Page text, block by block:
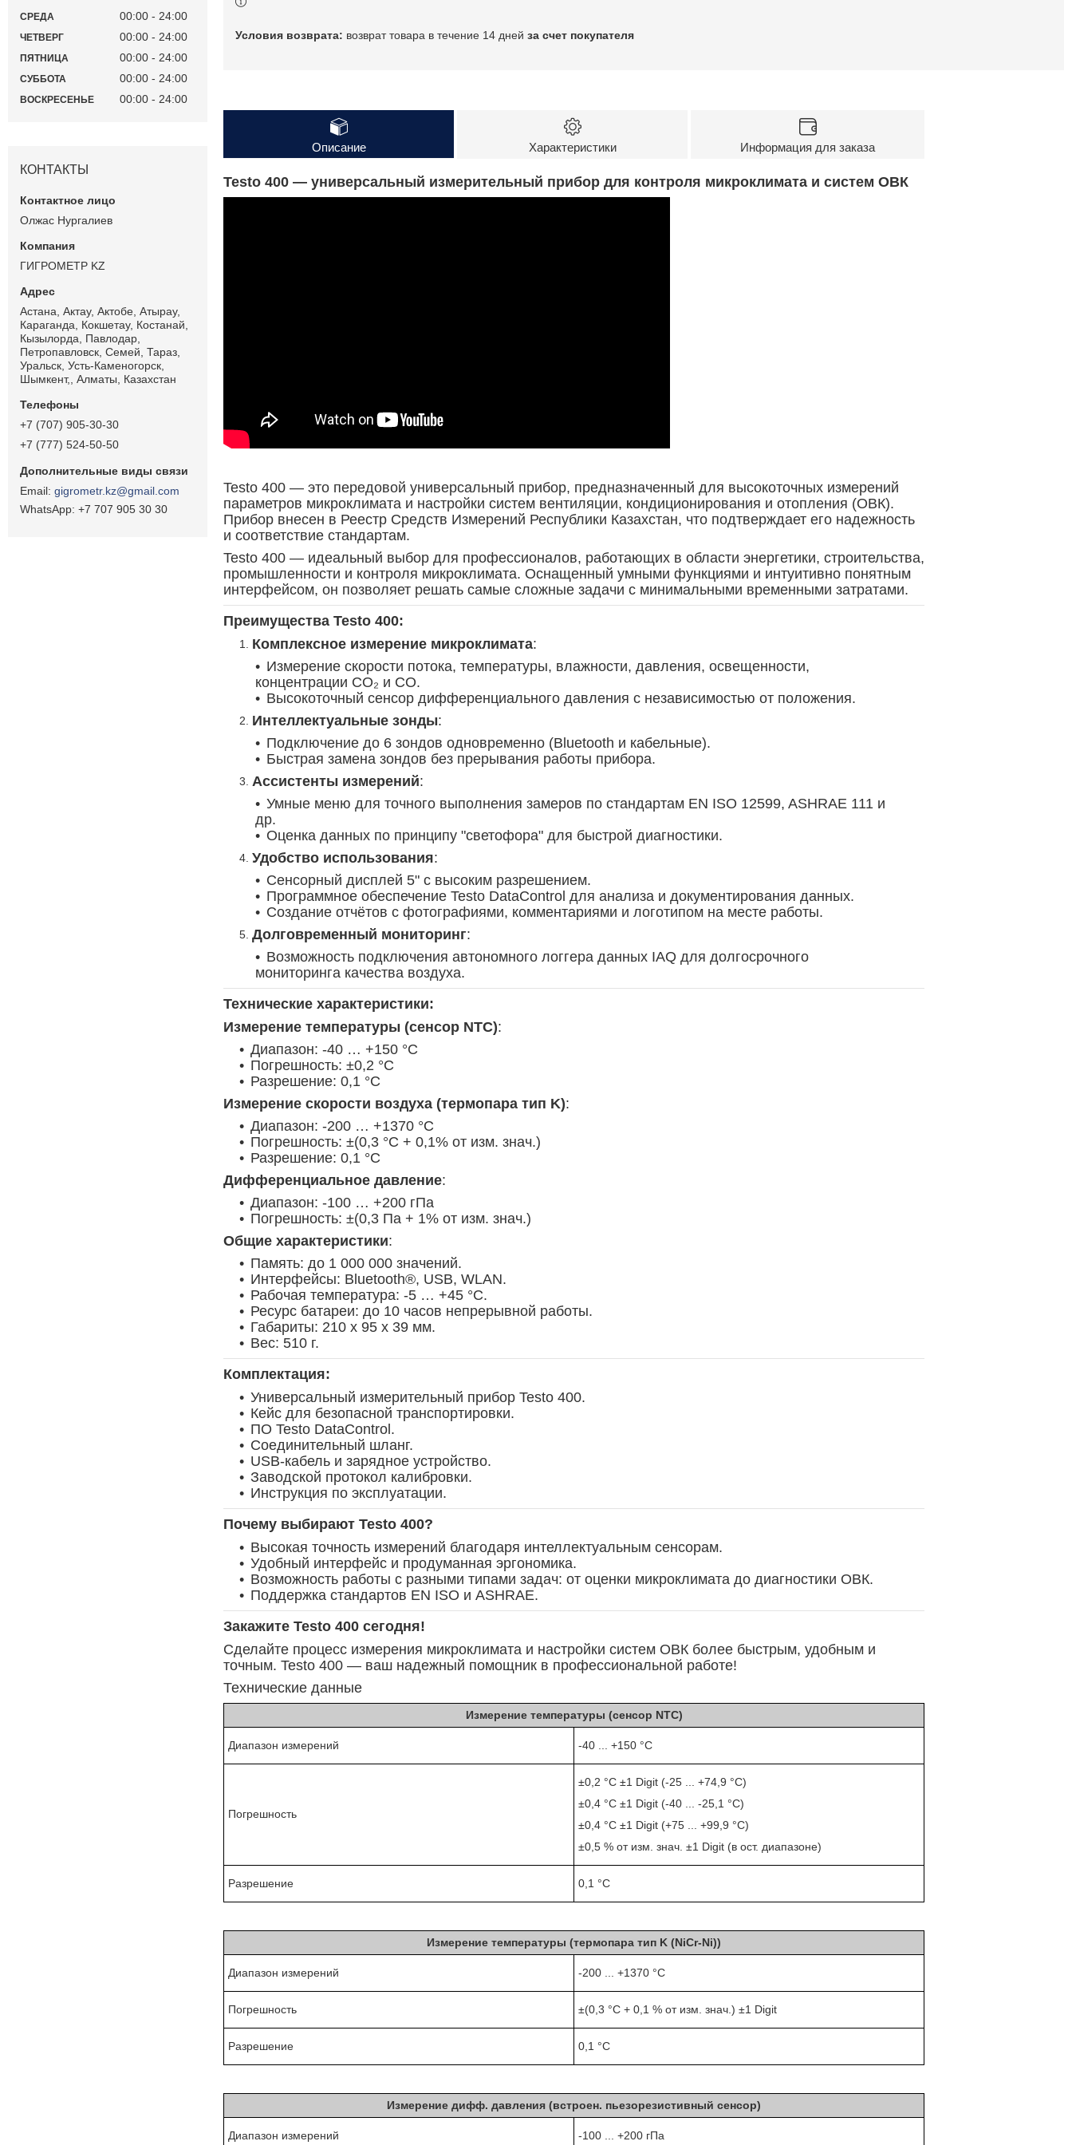
возврат товара в течение 14 дней за счет покупателя
Описание Характеристики Информация для заказа
Testo 400 — универсальный измерительный прибор для контроля микроклимата и систем ОВК
Testo 400 — это передовой универсальный прибор, предназначенный для высокоточных измерений
параметров микроклимата и настройки систем вентиляции, кондиционирования и отопления (ОВК).
Прибор внесен в Реестр Средств Измерений Республики Казахстан, что подтверждает его надежность
и соответствие стандартам.
Testo 400 — идеальный выбор для профессионалов, работающих в области энергетики, строительства,
промышленности и контроля микроклимата. Оснащенный умными функциями и интуитивно понятным
интерфейсом, он позволяет решать самые сложные задачи с минимальными временными затратами.
Преимущества Testo 400:
Комплексное измерение микроклимата:
Измерение скорости потока, температуры, влажности, давления, освещенности,
концентрации CO₂ и CO.
Высокоточный сенсор дифференциального давления с независимостью от положения.
Интеллектуальные зонды:
Подключение до 6 зондов одновременно (Bluetooth и кабельные).
Быстрая замена зондов без прерывания работы прибора.
Ассистенты измерений:
Умные меню для точного выполнения замеров по стандартам EN ISO 12599, ASHRAE 111 и
др.
Оценка данных по принципу "светофора" для быстрой диагностики.
Удобство использования:
Сенсорный дисплей 5" с высоким разрешением.
Программное обеспечение Testo DataControl для анализа и документирования данных.
Создание отчётов с фотографиями, комментариями и логотипом на месте работы.
Долговременный мониторинг:
Возможность подключения автономного логгера данных IAQ для долгосрочного
мониторинга качества воздуха.
Технические характеристики:
Измерение температуры (сенсор NTC):
Диапазон: -40 … +150 °C
Погрешность: ±0,2 °C
Разрешение: 0,1 °C
Измерение скорости воздуха (термопара тип K):
Диапазон: -200 … +1370 °C
Погрешность: ±(0,3 °C + 0,1% от изм. знач.)
Разрешение: 0,1 °C
Дифференциальное давление:
Диапазон: -100 … +200 гПа
Погрешность: ±(0,3 Па + 1% от изм. знач.)
Общие характеристики:
Память: до 1 000 000 значений.
Интерфейсы: Bluetooth®, USB, WLAN.
Рабочая температура: -5 … +45 °C.
Ресурс батареи: до 10 часов непрерывной работы.
Габариты: 210 x 95 x 39 мм.
Вес: 510 г.
Комплектация:
Универсальный измерительный прибор Testo 400.
Кейс для безопасной транспортировки.
ПО Testo DataControl.
Соединительный шланг.
USB-кабель и зарядное устройство.
Заводской протокол калибровки.
Инструкция по эксплуатации.
Почему выбирают Testo 400?
Высокая точность измерений благодаря интеллектуальным сенсорам.
Удобный интерфейс и продуманная эргономика.
Возможность работы с разными типами задач: от оценки микроклимата до диагностики ОВК.
Поддержка стандартов EN ISO и ASHRAE.
Закажите Testo 400 сегодня!
Сделайте процесс измерения микроклимата и настройки систем ОВК более быстрым, удобным и
точным. Testo 400 — ваш надежный помощник в профессиональной работе!
Технические данные
Измерение температуры (сенсор NTC)
Диапазон измерений -40 ... +150 °C
Погрешность
±0,2 °C ±1 Digit (-25 ... +74,9 °C)
±0,4 °C ±1 Digit (-40 ... -25,1 °C)
±0,4 °C ±1 Digit (+75 ... +99,9 °C)
±0,5 % от изм. знач. ±1 Digit (в ост. диапазоне)
Разрешение 0,1 °C
Измерение температуры (термопара тип K (NiCr-Ni))
Диапазон измерений -200 ... +1370 °C
Погрешность ±(0,3 °C + 0,1 % от изм. знач.) ±1 Digit
Разрешение 0,1 °C
Измерение дифф. давления (встроен. пьезорезистивный сенсор)
Диапазон измерений -100 ... +200 гПа
СРЕДА 00:00 24:00
ЧЕТВЕРГ 00:00 24:00
ПЯТНИЦА 00:00 24:00
СУББОТА 00:00 24:00
ВОСКРЕСЕНЬЕ 00:00 24:00
КОНТАКТЫ
Олжас Нургалиев
ГИГРОМЕТР KZ
Астана, Актау, Актобе, Атырау,
Караганда, Кокшетау, Костанай,
Кызылорда, Павлодар,
Петропавловск, Семей, Тараз,
Уральск, Усть-Каменогорск,
Шымкент,, Алматы, Казахстан
+7 (707) 905-30-30
+7 (777) 524-50-50
gigrometr.kz@gmail.com
+7 707 905 30 30